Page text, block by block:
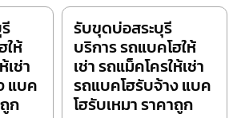
ให้
เช่า
แบค
ก
รับขุดบ่อสระบุรี
บริการ รถแบคโฮให้
เช่า รถแม็คโครให้เช่า
รถแบคโฮรับจ้าง แบค
โฮรับเหมา ราคาถูก